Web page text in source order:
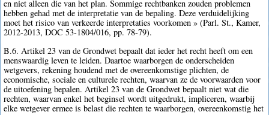
en niet alleen die van het plan. Sommige rechtbanken zouden problemen
hebben gehad met de interpretatie van de bepaling. Deze verduidelijking
moet het risico van verkeerde interpretaties voorkomen » (Parl. St., Kamer,
2012-2013, DOC 53-1804/016, pp. 78-79).
B.6. Artikel 23 van de Grondwet bepaalt dat ieder het recht heeft om een
menswaardig leven te leiden. Daartoe waarborgen de onderscheiden
wetgevers, rekening houdend met de overeenkomstige plichten, de
economische, sociale en culturele rechten, waarvan ze de voorwaarden voor
de uitoefening bepalen. Artikel 23 van de Grondwet bepaalt niet wat die
rechten, waarvan enkel het beginsel wordt uitgedrukt, impliceren, waarbij
elke wetgever ermee is belast die rechten te waarborgen, overeenkomstig het